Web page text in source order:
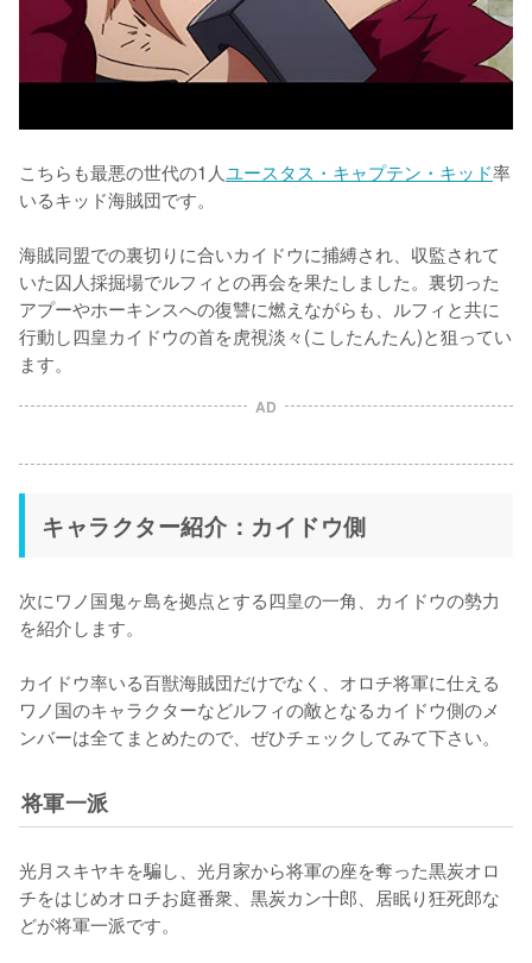
こちらも最悪の世代の1人ユースタス・キャプテン・キッド率
いるキッド海賊団です。
海賊同盟での裏切りに合いカイドウに捕縛され、収監されて
いた囚人採掘場でルフィとの再会を果たしました。裏切った
アプーやホーキンスへの復讐に燃えながらも、ルフィと共に
行動し四皇カイドウの首を虎視淡々(こしたんたん)と狙ってい
ます。
AD
キャラクター紹介：カイドウ側
次にワノ国鬼ヶ島を拠点とする四皇の一角、カイドウの勢力
を紹介します。
カイドウ率いる百獣海賊団だけでなく、オロチ将軍に仕える
ワノ国のキャラクターなどルフィの敵となるカイドウ側のメ
ンバーは全てまとめたので、ぜひチェックしてみて下さい。
将軍一派
光月スキヤキを騙し、光月家から将軍の座を奪った黒炭オロ
チをはじめオロチお庭番衆、黒炭カン十郎、居眠り狂死郎な
どが将軍一派です。